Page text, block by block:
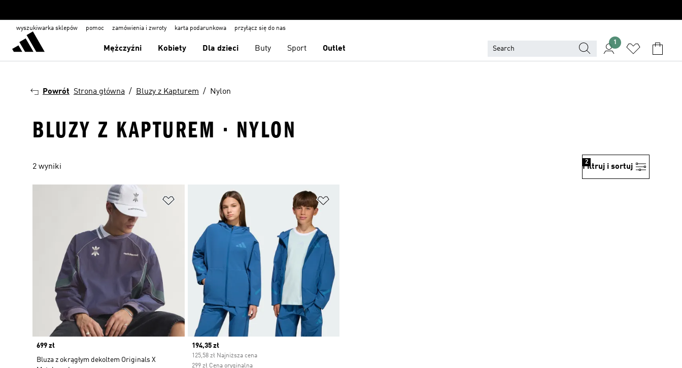
wyszukiwarka sklepów pomoc zamówienia i zwroty karta podarunkowa przyłącz się do nas
Mężczyźni Kobiety Dla dzieci Buty Sport Outlet
1
Powrót Strona główna Bluzy z Kapturem Nylon
BLUZY Z KAPTUREM · NYLON
2 wyniki Filtruj i sortuj
2
Dodaj do listy życzeń
Price
699 zł
Bluza z okrągłym dekoltem Originals X
Current price
194,35 zł
125,58 zł Najniższa cena
299 zł Cena oryginalna